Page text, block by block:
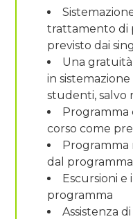
trattamento di
previsto dai
Una
in
studenti, salvo
Programma
corso come
Programma
dal programma
Escursioni e
programma
Assistenza